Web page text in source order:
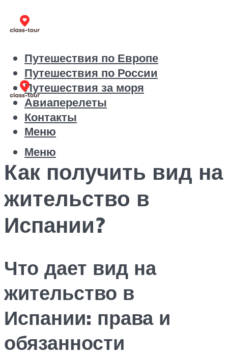
Путешествия по Европе
Путешествия по России
Путешествия за моря
Авиаперелеты
Контакты
Меню
Меню
Как получить вид на
жительство в
Испании?
Что дает вид на
жительство в
Испании: права и
обязанности